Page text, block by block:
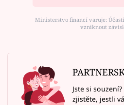
Ministerstvo financí varuje:
vzniknout
Jste si
zjistěte, jestli